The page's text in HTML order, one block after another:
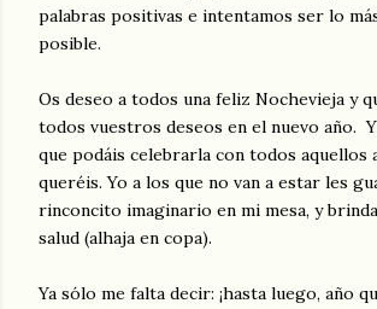
palabras positivas e intentamos ser lo
posible.
Os deseo a todos una feliz Nochevieja y
todos vuestros deseos en el nuevo año.
que podáis celebrarla con todos aquellos
queréis. Yo a los que no van a estar les
rinconcito imaginario en mi mesa, y
salud (alhaja en copa).
Ya sólo me falta decir: ¡hasta luego, año